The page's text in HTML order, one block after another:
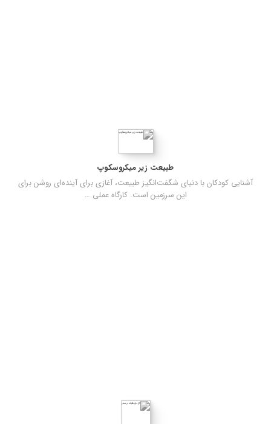
طبیعت زیر میکروسکوپ
آشنایی کودکان با دنیای شگفت‌انگیز طبیعت، آغازی برای آینده‌ای روشن برای
این سرزمین است. کارگاه عملی …